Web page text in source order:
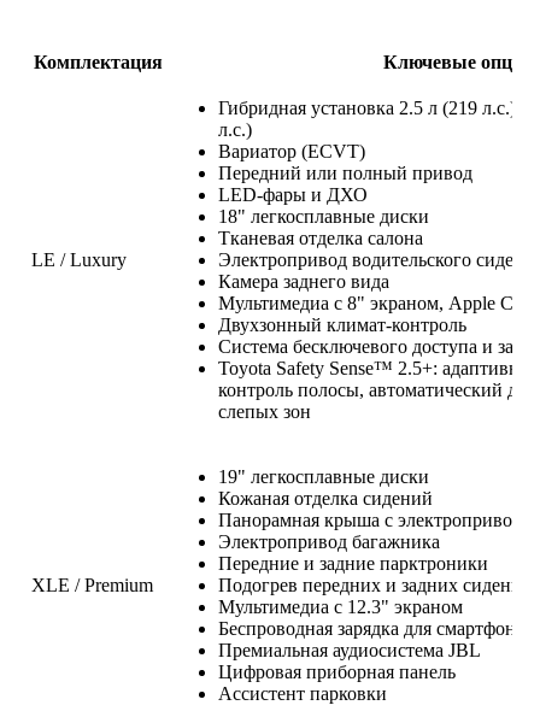
Комплектация Ключевые опции
LE / Luxury
Гибридная установка 2.5 л (219 л.с.)
л.с.)
Вариатор (ECVT)
Передний или полный привод
LED-фары и ДХО
18" легкосплавные диски
Тканевая отделка салона
Электропривод водительского сиденья
Камера заднего вида
Мультимедиа с 8" экраном, Apple
Двухзонный климат-контроль
Система бесключевого доступа и
Toyota Safety Sense™ 2.5+:
контроль полосы, автоматический
слепых зон
XLE / Premium
19" легкосплавные диски
Кожаная отделка сидений
Панорамная крыша с
Электропривод багажника
Передние и задние парктроники
Подогрев передних и задних сидений
Мультимедиа с 12.3" экраном
Беспроводная зарядка для смартфона
Премиальная аудиосистема JBL
Цифровая приборная панель
Ассистент парковки